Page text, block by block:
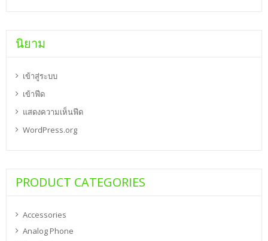
นิยาม
เข้าสู่ระบบ
เข้าฟีด
แสดงความเห็นฟีด
WordPress.org
PRODUCT CATEGORIES
Accessories
Analog Phone